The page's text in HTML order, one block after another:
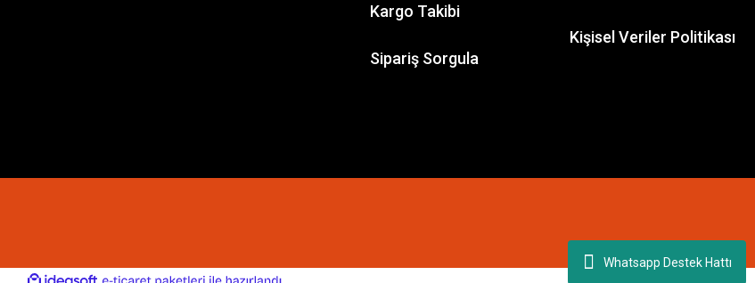
Whatsapp Destek Hattı
Kargo Takibi
Sipariş Sorgula
Kişisel Veriler Politikası